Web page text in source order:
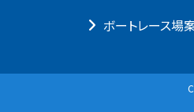
ボートレース場